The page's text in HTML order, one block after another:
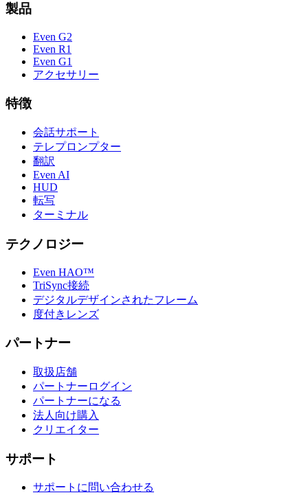
製品
Even G2
Even R1
Even G1
アクセサリー
特徴
会話サポート
テレプロンプター
翻訳
Even AI
HUD
転写
ターミナル
テクノロジー
Even HAO™
TriSync接続
デジタルデザインされたフレーム
度付きレンズ
パートナー
取扱店舗
パートナーログイン
パートナーになる
法人向け購入
クリエイター
サポート
サポートに問い合わせる